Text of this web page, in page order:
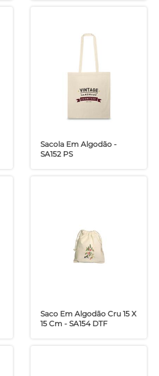
Sacola Em Algodão -
SA152 PS
Saco Em Algodão Cru 15 X
15 Cm - SA154 DTF